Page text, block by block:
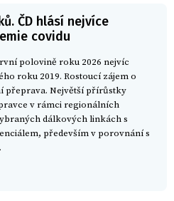
ČD hlásí nejvíce
covidu
polovině roku 2026 nejvíc
roku 2019. Rostoucí zájem o
přeprava. Největší přírůstky
v rámci regionálních
dálkových linkách s
především v porovnání s